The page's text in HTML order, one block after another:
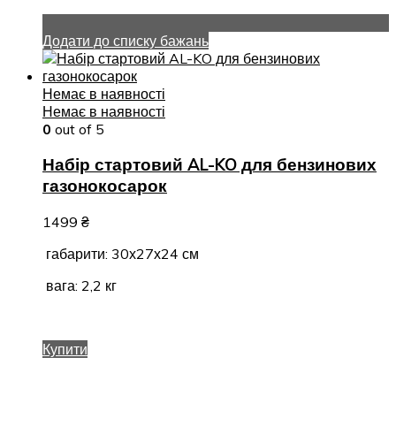
Додати до списку бажань
Немає в наявності
Немає в наявності
0 out of 5
Набір стартовий AL-KO для бензинових
газонокосарок
1499 ₴
габарити: 30х27х24 см
вага: 2,2 кг
Купити